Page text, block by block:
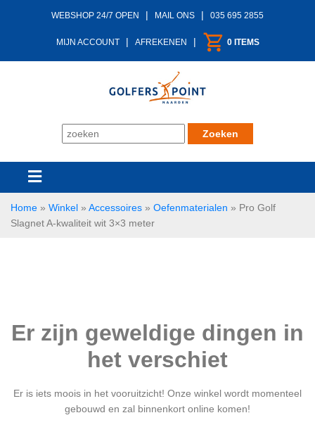
WEBSHOP 24/7 OPEN | MAIL ONS | 035 695 2855
MIJN ACCOUNT | AFREKENEN | 0 ITEMS
Home » Winkel » Accessoires » Oefenmaterialen » Pro Golf
Slagnet A-kwaliteit wit 3×3 meter
Er zijn geweldige dingen in
het verschiet
Er is iets moois in het vooruitzicht! Onze winkel wordt momenteel
gebouwd en zal binnenkort online komen!